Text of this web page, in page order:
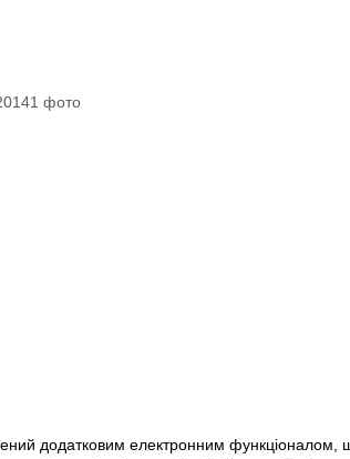
додатковим електронним функціоналом,